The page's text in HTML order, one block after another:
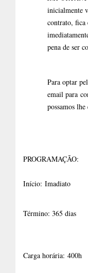
inicialmente
contrato, fica
pena de ser
Para optar
email para
possamos
PROGRAMAÇÃO:
Início: Imadiato
Término: 365 dias
Carga horária: 400h